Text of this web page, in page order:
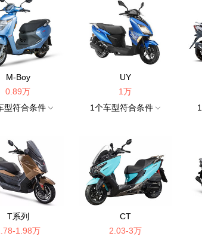
M-Boy
0.89万
型符合条件
UY
1万
1个车型符合条件
1
T系列
1.98万
CT
2.03-3万